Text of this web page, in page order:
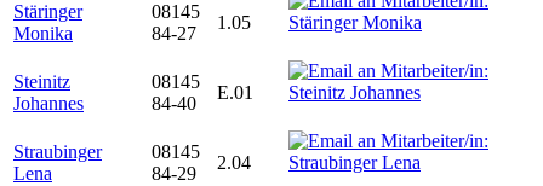
Stäringer
Monika
08145
84-27
1.05
Steinitz
Johannes
08145
84-40
E.01
Straubinger
Lena
08145
84-29
2.04